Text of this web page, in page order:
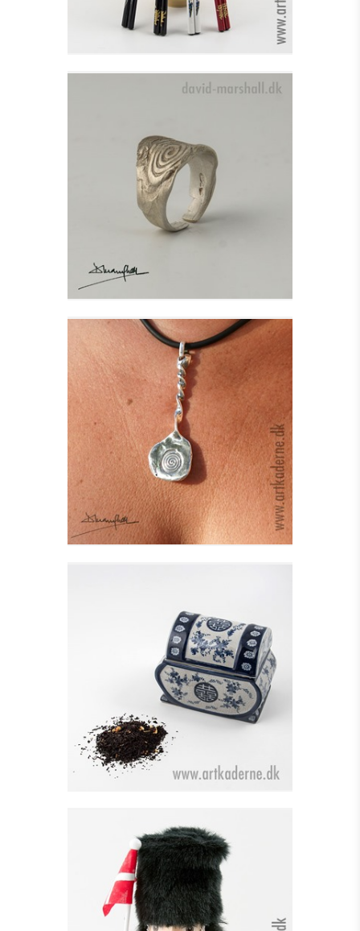
IONA FINGERRING I
SØLV
Se detajler
TAIN HALSSMYKKE I
SØLV
Se detajler
KISTEFORMET KRUKKE
MED LÅG
Se detajler
GARDER - RØD M. FLAG
H=30 CM